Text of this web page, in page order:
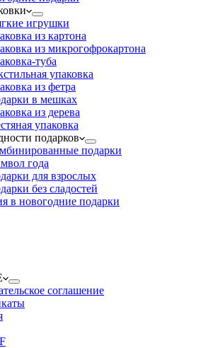
игрушки
из картона
из микрогофрокартона
туба
упаковка
из фетра
в мешках
из дерева
упаковка
подарков
подарки
года
для взрослых
без сладостей
в новогодние подарки
соглашение